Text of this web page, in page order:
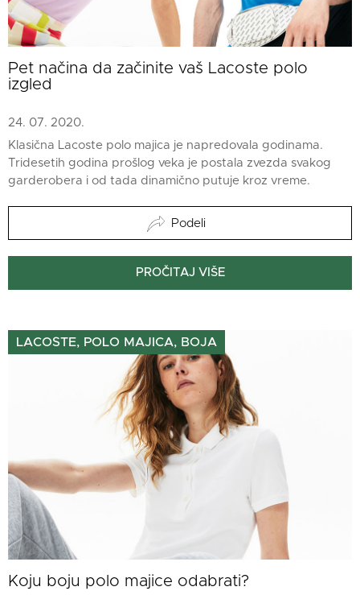
Pet načina da začinite vaš Lacoste polo
izgled
24. 07. 2020.
Klasična Lacoste polo majica je napredovala godinama.
Tridesetih godina prošlog veka je postala zvezda svakog
garderobera i od tada dinamično putuje kroz vreme.
Podeli
PROČITAJ VIŠE
LACOSTE, POLO MAJICA, BOJA
Koju boju polo majice odabrati?